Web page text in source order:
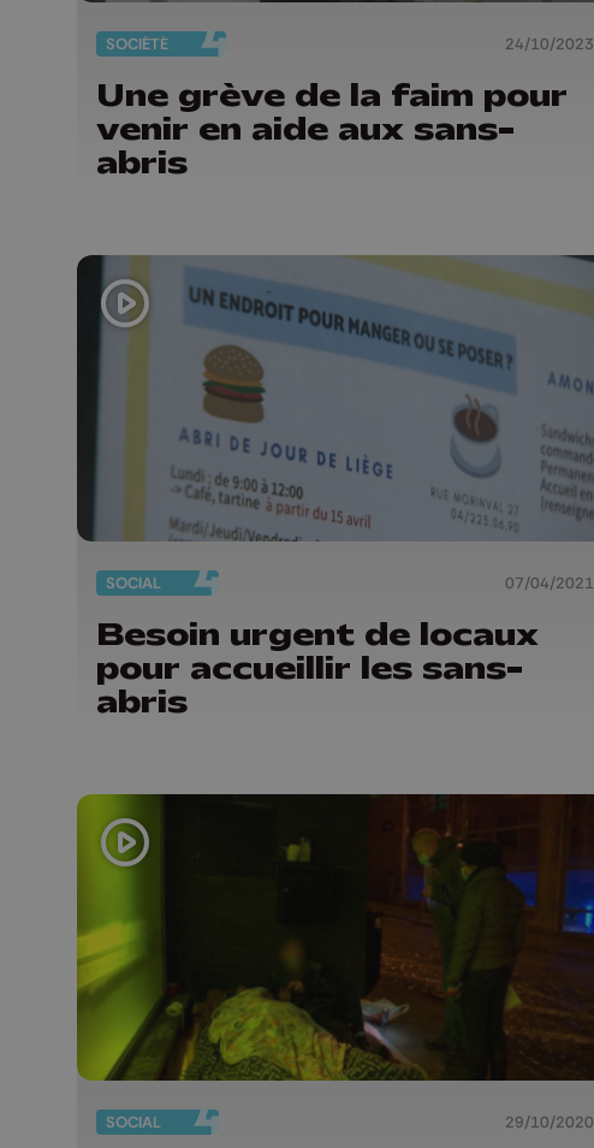
SOCIÉTÉ 24/10/2023
Une grève de la faim pour
venir en aide aux sans-
abris
SOCIAL 07/04/2021
Besoin urgent de locaux
pour accueillir les sans-
abris
SOCIAL 29/10/2020